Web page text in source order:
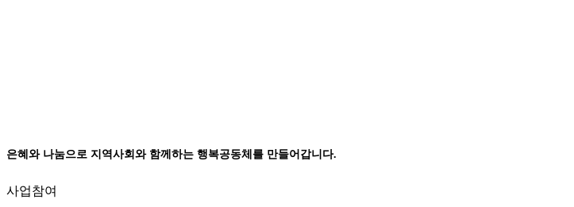
은혜와 나눔으로 지역사회와 함께하는 행복공동체를 만들어갑니다.
사업참여